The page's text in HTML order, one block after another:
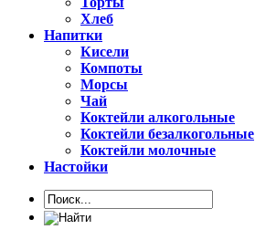
Хлеб
Напитки
Кисели
Компоты
Морсы
Чай
Коктейли алкогольные
Коктейли безалкогольные
Коктейли молочные
Настойки